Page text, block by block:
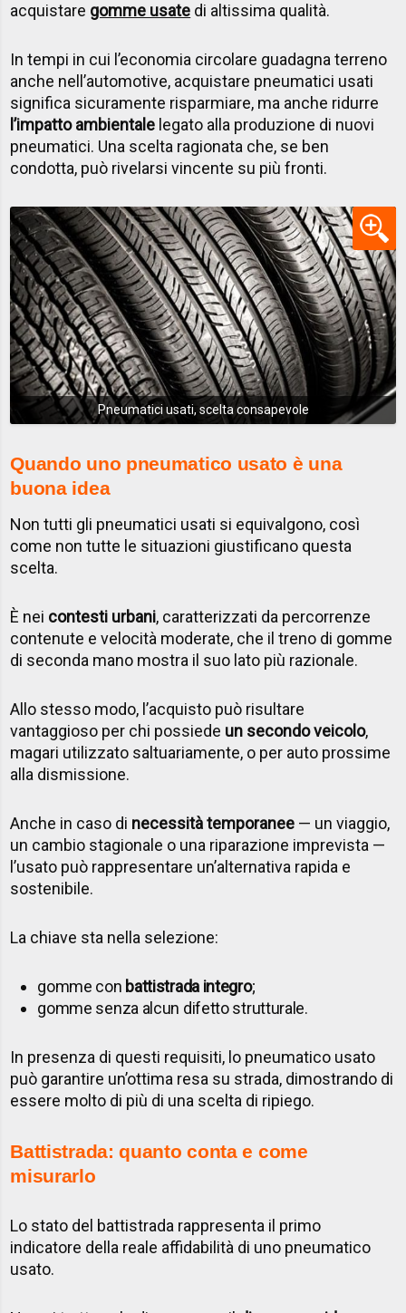
acquistare gomme usate di altissima qualità.
In tempi in cui l’economia circolare guadagna terreno
anche nell’automotive, acquistare pneumatici usati
significa sicuramente risparmiare, ma anche ridurre
l’impatto ambientale legato alla produzione di nuovi
pneumatici. Una scelta ragionata che, se ben
condotta, può rivelarsi vincente su più fronti.
Pneumatici usati, scelta consapevole
Quando uno pneumatico usato è una
buona idea
Non tutti gli pneumatici usati si equivalgono, così
come non tutte le situazioni giustificano questa
scelta.
È nei contesti urbani, caratterizzati da percorrenze
contenute e velocità moderate, che il treno di gomme
di seconda mano mostra il suo lato più razionale.
Allo stesso modo, l’acquisto può risultare
vantaggioso per chi possiede un secondo veicolo,
magari utilizzato saltuariamente, o per auto prossime
alla dismissione.
Anche in caso di necessità temporanee — un viaggio,
un cambio stagionale o una riparazione imprevista —
l’usato può rappresentare un’alternativa rapida e
sostenibile.
La chiave sta nella selezione:
gomme con battistrada integro;
gomme senza alcun difetto strutturale.
In presenza di questi requisiti, lo pneumatico usato
può garantire un’ottima resa su strada, dimostrando di
essere molto di più di una scelta di ripiego.
Battistrada: quanto conta e come
misurarlo
Lo stato del battistrada rappresenta il primo
indicatore della reale affidabilità di uno pneumatico
usato.